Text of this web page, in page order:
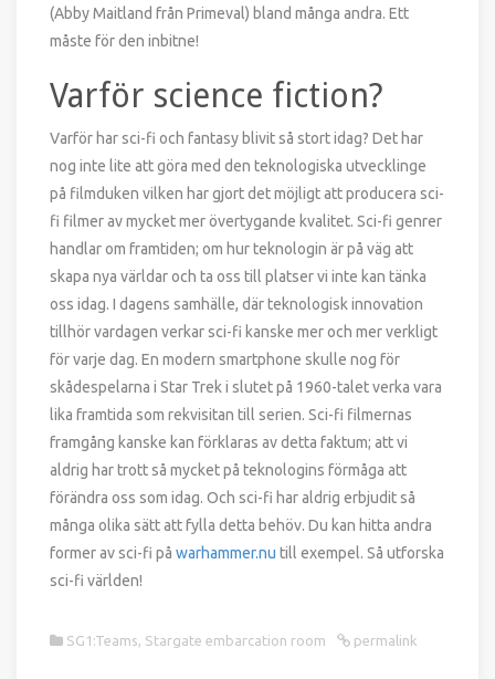
(Abby Maitland från Primeval) bland många andra. Ett
måste för den inbitne!
Varför science fiction?
Varför har sci-fi och fantasy blivit så stort idag? Det har
nog inte lite att göra med den teknologiska utvecklinge
på filmduken vilken har gjort det möjligt att producera sci-
fi filmer av mycket mer övertygande kvalitet. Sci-fi genrer
handlar om framtiden; om hur teknologin är på väg att
skapa nya världar och ta oss till platser vi inte kan tänka
oss idag. I dagens samhälle, där teknologisk innovation
tillhör vardagen verkar sci-fi kanske mer och mer verkligt
för varje dag. En modern smartphone skulle nog för
skådespelarna i Star Trek i slutet på 1960-talet verka vara
lika framtida som rekvisitan till serien. Sci-fi filmernas
framgång kanske kan förklaras av detta faktum; att vi
aldrig har trott så mycket på teknologins förmåga att
förändra oss som idag. Och sci-fi har aldrig erbjudit så
många olika sätt att fylla detta behöv. Du kan hitta andra
former av sci-fi på warhammer.nu till exempel. Så utforska
sci-fi världen!
SG1:Teams, Stargate embarcation room permalink